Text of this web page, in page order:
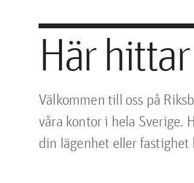
Här
Välkommen till oss på
våra kontor i hela Sverige.
din lägenhet eller